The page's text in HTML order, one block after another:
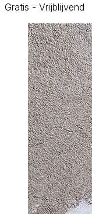
Gratis - Vrijblijvend